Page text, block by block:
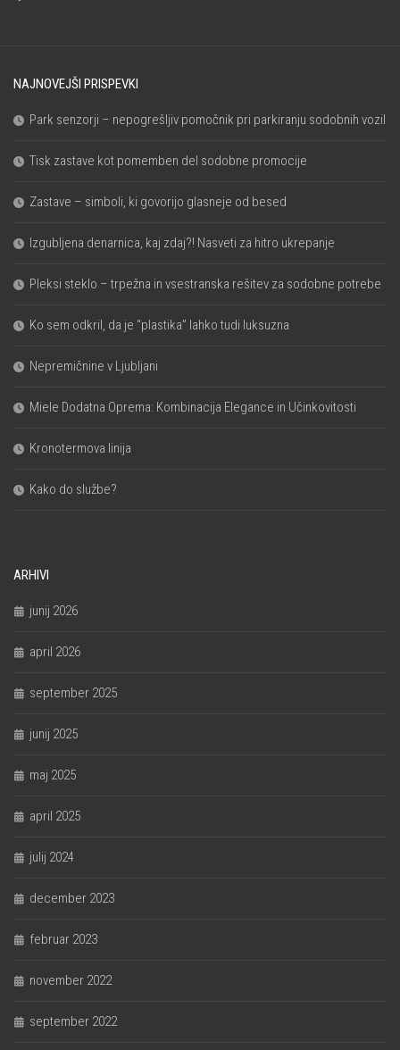
NAJNOVEJŠI PRISPEVKI
Park senzorji – nepogrešljiv pomočnik pri parkiranju sodobnih vozil
Tisk zastave kot pomemben del sodobne promocije
Zastave – simboli, ki govorijo glasneje od besed
Izgubljena denarnica, kaj zdaj?! Nasveti za hitro ukrepanje
Pleksi steklo – trpežna in vsestranska rešitev za sodobne potrebe
Ko sem odkril, da je “plastika” lahko tudi luksuzna
Nepremičnine v Ljubljani
Miele Dodatna Oprema: Kombinacija Elegance in Učinkovitosti
Kronotermova linija
Kako do službe?
ARHIVI
junij 2026
april 2026
september 2025
junij 2025
maj 2025
april 2025
julij 2024
december 2023
februar 2023
november 2022
september 2022